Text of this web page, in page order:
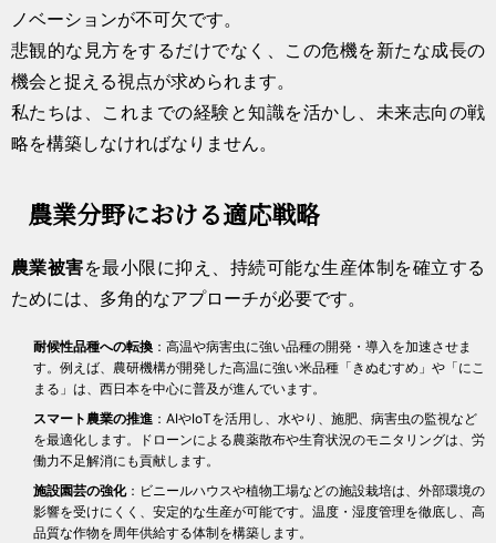
ノベーションが不可欠です。
悲観的な見方をするだけでなく、この危機を新たな成長の
機会と捉える視点が求められます。
私たちは、これまでの経験と知識を活かし、未来志向の戦
略を構築しなければなりません。
農業分野における適応戦略
農業被害を最小限に抑え、持続可能な生産体制を確立する
ためには、多角的なアプローチが必要です。
耐候性品種への転換 ：高温や病害虫に強い品種の開発・導入を加速させま
す。例えば、農研機構が開発した高温に強い米品種「きぬむすめ」や「にこ
まる」は、西日本を中心に普及が進んでいます。
スマート農業の推進 ：AIやIoTを活用し、水やり、施肥、病害虫の監視など
を最適化します。ドローンによる農薬散布や生育状況のモニタリングは、労
働力不足解消にも貢献します。
施設園芸の強化：ビニールハウスや植物工場などの施設栽培は、外部環境の
影響を受けにくく、安定的な生産が可能です。温度・湿度管理を徹底し、高
品質な作物を周年供給する体制を構築します。